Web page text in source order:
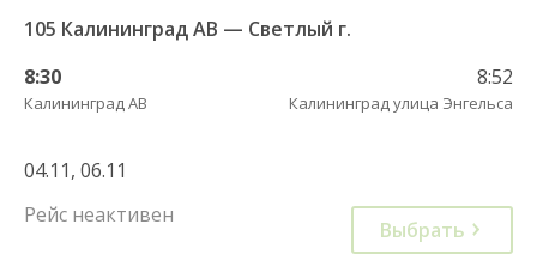
105 Калининград АВ — Светлый г.
8:30
Калининград АВ
8:52
Калининград улица Энгельса
04.11, 06.11
Рейс неактивен
Выбрать